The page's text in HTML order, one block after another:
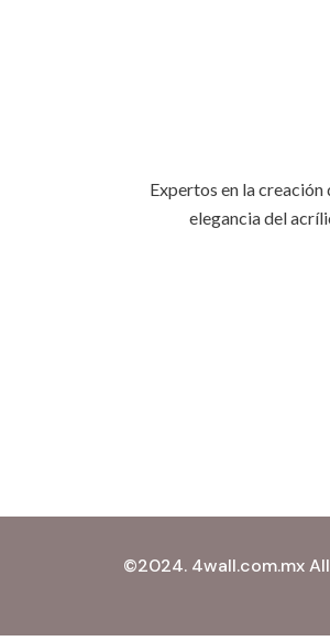
Expertos en la
elegancia del
©2024. 4wall.com.mx